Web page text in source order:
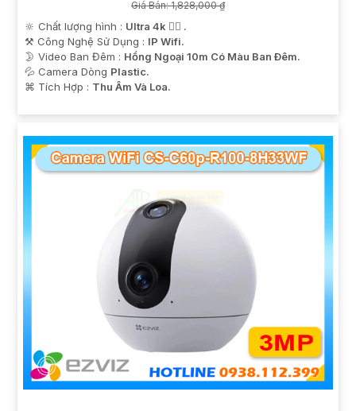
Giá Bán: 1,828,000 ₫
🔆 Chất lượng hình : Ultra 4k 👍🏾 .
⚒ Công Nghệ Sử Dụng : IP Wifi.
🌛 Video Ban Đêm : Hồng Ngoại 10m Có Màu Ban Ðêm.
💦 Camera Dòng Plastic.
️⌘ Tích Hợp : Thu Âm Và Loa.